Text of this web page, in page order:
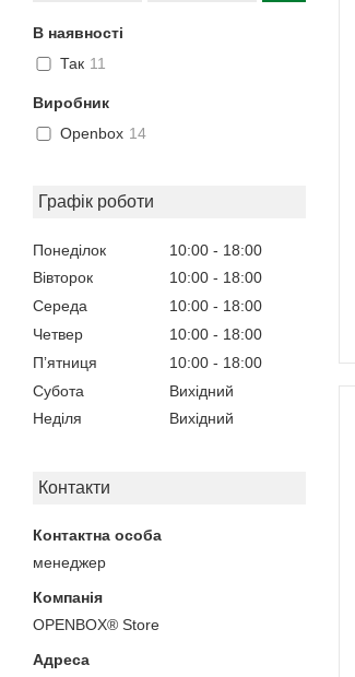
В наявності
Так 11
Виробник
Openbox 14
Графік роботи
Понеділок 10:00
18:00
Вівторок
10:00
18:00
Середа
10:00
18:00
Четвер
10:00
18:00
Пʼятниця
10:00
18:00
Субота
Вихідний
Неділя
Вихідний
Контакти
менеджер
OPENBOX® Store